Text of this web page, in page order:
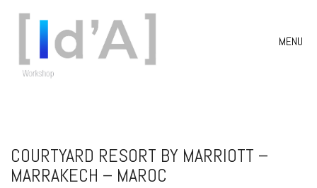
MENU
COURTYARD RESORT BY MARRIOTT –
MARRAKECH – MAROC